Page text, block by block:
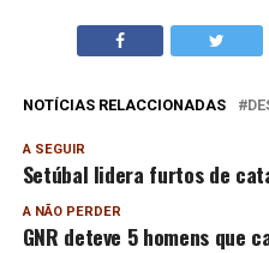
NOTÍCIAS RELACCIONADAS
A SEGUIR
Setúbal lidera furtos de
A NÃO PERDER
GNR deteve 5 homens que